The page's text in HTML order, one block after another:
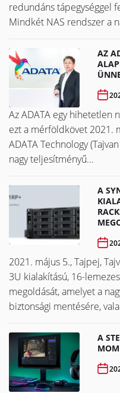
redundáns tápegységgel
Mindkét NAS rendszer a
AZ
Az ADATA egy hihetetlen
ezt a mérföldkövet ​​​​​​​2021.
ADATA Technology
nagy teljesítményű...
A
2021. május 5., Tajpej,
3U kialakítású, 16-
megoldását, amelyet a
biztonsági mentésére,
A